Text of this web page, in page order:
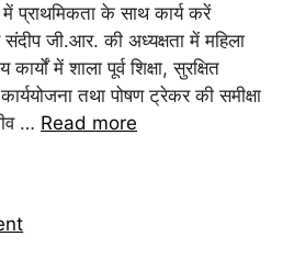
में प्राथमिकता के साथ कार्य करें
जी.आर. की अध्यक्षता में महिला
में शाला पूर्व शिक्षा, सुरक्षित
तथा पोषण ट्रेकर की समीक्षा
… Read more